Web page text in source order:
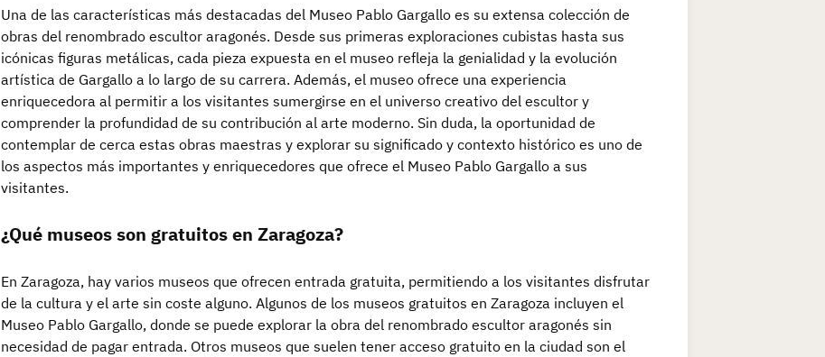
Una de las características más destacadas del Museo Pablo Gargallo es su extensa colección de
obras del renombrado escultor aragonés. Desde sus primeras exploraciones cubistas hasta sus
icónicas figuras metálicas, cada pieza expuesta en el museo refleja la genialidad y la evolución
artística de Gargallo a lo largo de su carrera. Además, el museo ofrece una experiencia
enriquecedora al permitir a los visitantes sumergirse en el universo creativo del escultor y
comprender la profundidad de su contribución al arte moderno. Sin duda, la oportunidad de
contemplar de cerca estas obras maestras y explorar su significado y contexto histórico es uno de
los aspectos más importantes y enriquecedores que ofrece el Museo Pablo Gargallo a sus
visitantes.
¿Qué museos son gratuitos en Zaragoza?
En Zaragoza, hay varios museos que ofrecen entrada gratuita, permitiendo a los visitantes disfrutar
de la cultura y el arte sin coste alguno. Algunos de los museos gratuitos en Zaragoza incluyen el
Museo Pablo Gargallo, donde se puede explorar la obra del renombrado escultor aragonés sin
necesidad de pagar entrada. Otros museos que suelen tener acceso gratuito en la ciudad son el